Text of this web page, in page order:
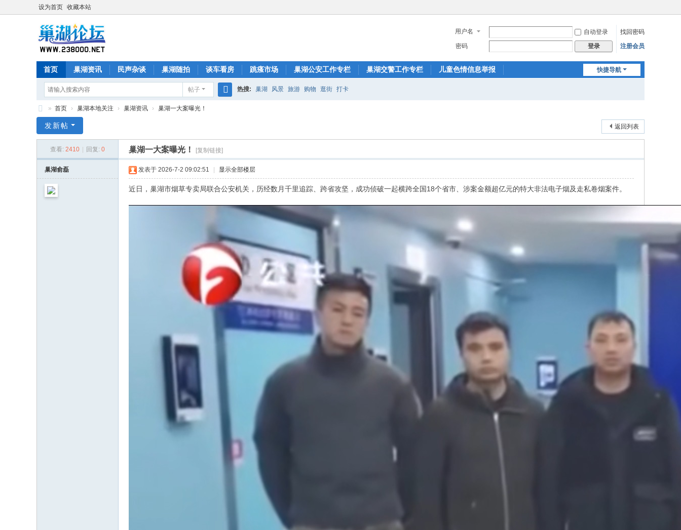
设为首页 收藏本站
用户名 自动登录
找回密码
密码
登录 注册会员
快捷导航
首页 巢湖资讯 民声杂谈 巢湖随拍 谈车看房 跳瘙市场 巢湖公安工作专栏 巢湖交警工作专栏 儿童色情信息举报
帖子 热搜: 巢湖 风景 旅游 购物 逛街 打卡
湖
» 首页 › 巢湖本地关注 › 巢湖资讯 › 巢湖一大案曝光！
返回列表
发新帖
查看: 2410 回复: 0 巢湖一大案曝光！ [复制链接]
巢湖俞磊 发表于 2026-7-2 09:02:51 显示全部楼层
近日，巢湖市烟草专卖局联合公安机关，历经数月千里追踪、跨省攻坚，成功侦破一起横跨全国18个省市、涉案金额超亿元的特大非法电子烟及走私卷烟案件。